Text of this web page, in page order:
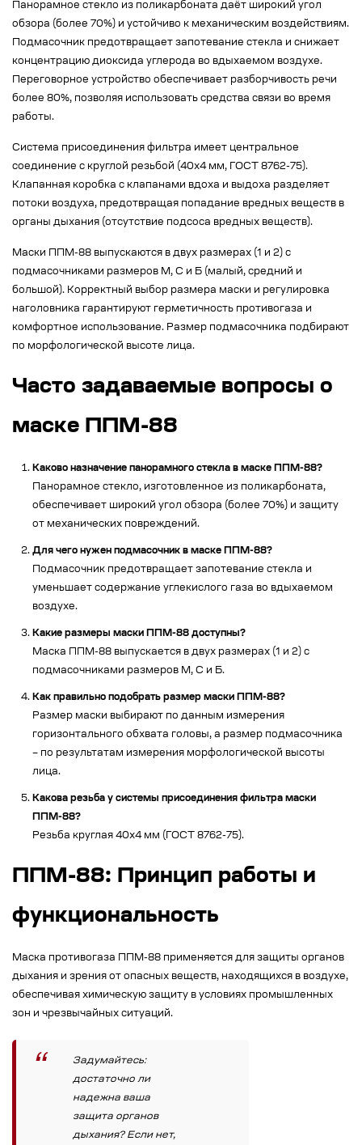
Панорамное стекло из поликарбоната даёт широкий угол
обзора (более 70%) и устойчиво к механическим воздействиям.
Подмасочник предотвращает запотевание стекла и снижает
концентрацию диоксида углерода во вдыхаемом воздухе.
Переговорное устройство обеспечивает разборчивость речи
более 80%, позволяя использовать средства связи во время
работы.
Система присоединения фильтра имеет центральное
соединение с круглой резьбой (40x4 мм, ГОСТ 8762-75).
Клапанная коробка с клапанами вдоха и выдоха разделяет
потоки воздуха, предотвращая попадание вредных веществ в
органы дыхания (отсутствие подсоса вредных веществ).
Маски ППМ-88 выпускаются в двух размерах (1 и 2) с
подмасочниками размеров М, С и Б (малый, средний и
большой). Корректный выбор размера маски и регулировка
наголовника гарантируют герметичность противогаза и
комфортное использование. Размер подмасочника подбирают
по морфологической высоте лица.
Часто задаваемые вопросы о
маске ППМ-88
Каково назначение панорамного стекла в маске ППМ-88?
Панорамное стекло, изготовленное из поликарбоната,
обеспечивает широкий угол обзора (более 70%) и защиту
от механических повреждений.
Для чего нужен подмасочник в маске ППМ-88?
Подмасочник предотвращает запотевание стекла и
уменьшает содержание углекислого газа во вдыхаемом
воздухе.
Какие размеры маски ППМ-88 доступны?
Маска ППМ-88 выпускается в двух размерах (1 и 2) с
подмасочниками размеров М, С и Б.
Как правильно подобрать размер маски ППМ-88?
Размер маски выбирают по данным измерения
горизонтального обхвата головы, а размер подмасочника
– по результатам измерения морфологической высоты
лица.
Какова резьба у системы присоединения фильтра маски
ППМ-88?
Резьба круглая 40x4 мм (ГОСТ 8762-75).
ППМ-88: Принцип работы и
функциональность
Маска противогаза ППМ-88 применяется для защиты органов
дыхания и зрения от опасных веществ, находящихся в воздухе,
обеспечивая химическую защиту в условиях промышленных
зон и чрезвычайных ситуаций.
Задумайтесь:
достаточно ли
надежна ваша
защита органов
дыхания? Если нет,